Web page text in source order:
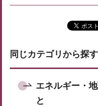
同じカテゴリから探す
エネルギー・
と